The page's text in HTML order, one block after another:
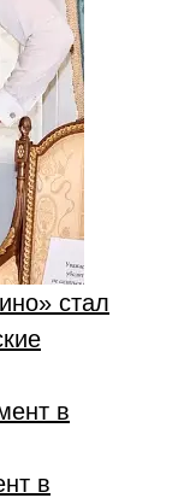
стал
в